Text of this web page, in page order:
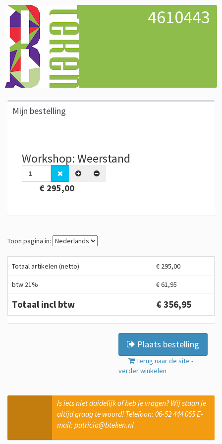
4610443
Mijn bestelling
Workshop: Weerstand
€ 295,00
Toon pagina in:
Totaal artikelen (netto) € 295,00
btw 21% € 61,95
Totaal incl btw € 356,95
Plaats bestelling
Terug naar de site -
verder winkelen
Is iets niet duidelijk of heb je vragen? Wij staan je
altijd graag te woord! Telefoon: 06-52 444 065 E-
mail: patricia@bteken.nl